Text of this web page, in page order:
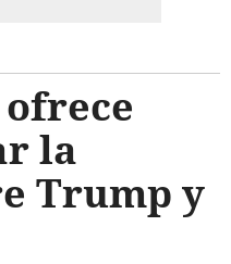
la
Trump y